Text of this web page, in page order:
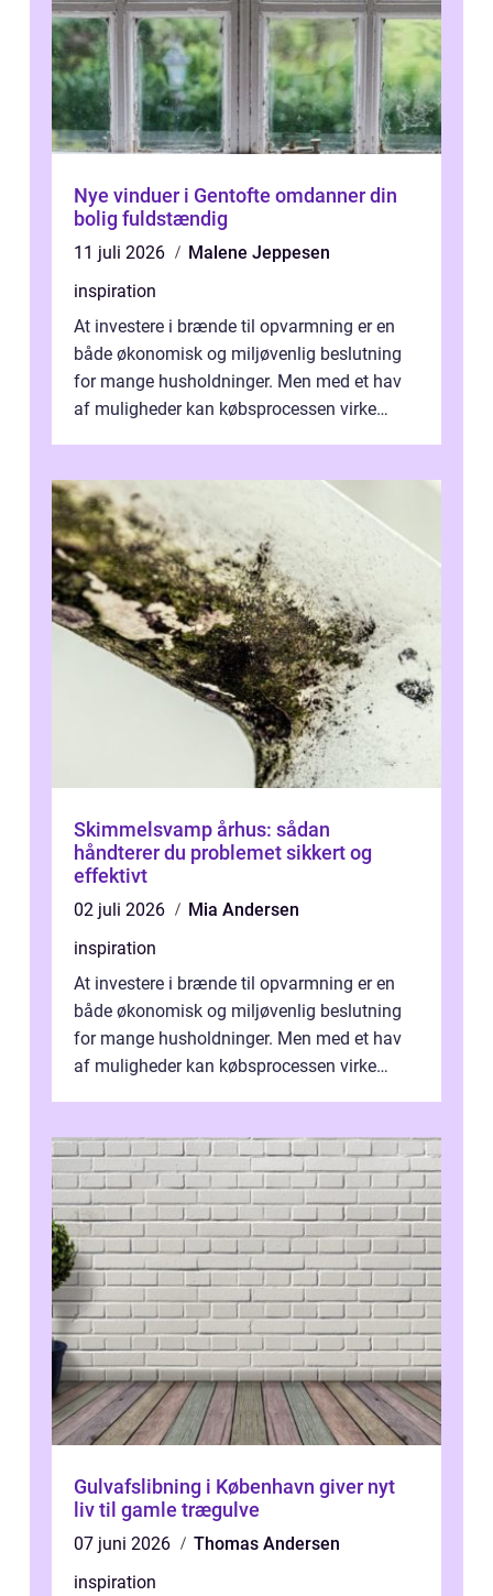
Nye vinduer i Gentofte omdanner din
bolig fuldstændig
11 juli 2026
Malene Jeppesen
inspiration
At investere i brænde til opvarmning er en
både økonomisk og miljøvenlig beslutning
for mange husholdninger. Men med et hav
af muligheder kan købsprocessen virke
Skimmelsvamp århus: sådan
håndterer du problemet sikkert og
effektivt
02 juli 2026
Mia Andersen
inspiration
At investere i brænde til opvarmning er en
både økonomisk og miljøvenlig beslutning
for mange husholdninger. Men med et hav
af muligheder kan købsprocessen virke
Gulvafslibning i København giver nyt
liv til gamle trægulve
07 juni 2026
Thomas Andersen
inspiration